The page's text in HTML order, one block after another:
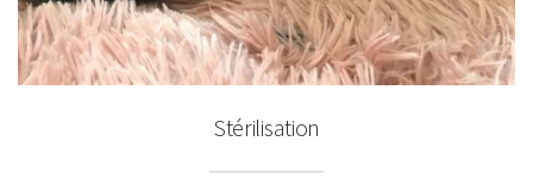
Stérilisation